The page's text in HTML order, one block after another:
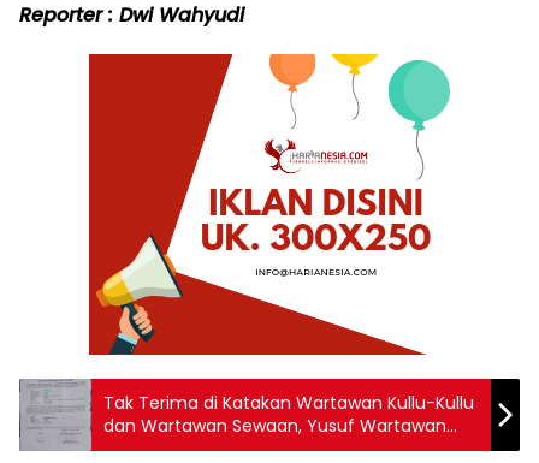
Reporter : Dwi Wahyudi
Tak Terima di Katakan Wartawan Kullu-Kullu
dan Wartawan Sewaan, Yusuf Wartawan
Kumbanews di Lapor Polisi